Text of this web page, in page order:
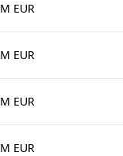
EUR
EUR
EUR
EUR